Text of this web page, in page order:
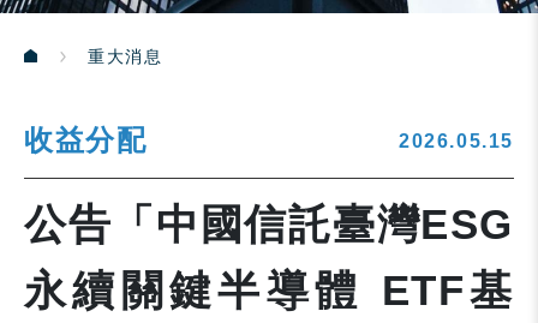
重大消息
收益分配 2026.05.15
公告「中國信託臺灣ESG
永續關鍵半導體 ETF基